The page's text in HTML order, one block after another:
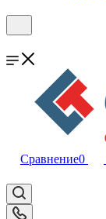
Сравнение0